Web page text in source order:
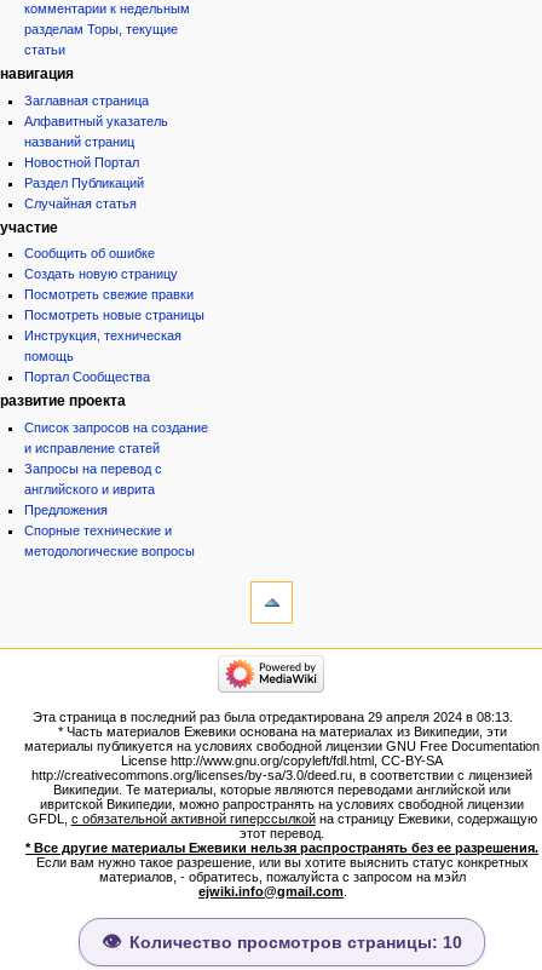
комментарии к недельным
разделам Торы, текущие
статьи
навигация
Заглавная страница
Алфавитный указатель
названий страниц
Новостной Портал
Раздел Публикаций
Случайная статья
участие
Сообщить об ошибке
Создать новую страницу
Посмотреть свежие правки
Посмотреть новые страницы
Инструкция, техническая
помощь
Портал Сообщества
развитие проекта
Список запросов на создание
и исправление статей
Запросы на перевод с
английского и иврита
Предложения
Спорные технические и
методологические вопросы
Версия
для
Постоянная
ссылка
Сведения
о странице
категории
Народ
Проекты
Проекты/Участники/
дополнения
Публикации:Авторы
Публикации:Статьи по типу
Темы
ежевиковый куст
ЕжеВиКа,Еврейская Вики-
ЕжеВиКа-ТаНаХ
ЕжеВиКа-Публикации
ЕжеВиКа-Книги (бумажные и
Эта страница в последний раз была отредактирована 29 апреля 2024 в 08:13.
* Часть материалов Ежевики основана на материалах из Википедии, эти
материалы публикуется на условиях свободной лицензии GNU Free Documentation
License http://www.gnu.org/copyleft/fdl.html, CC-BY-SA
http://creativecommons.org/licenses/by-sa/3.0/deed.ru, в соответствии с лицензией
Википедии. Те материалы, которые являются переводами английской или
ивритской Википедии, можно рапространять на условиях свободной лицензии
GFDL, с обязательной активной гиперссылкойна страницу Ежевики, содержащую
этот перевод.
* Все другие материалы Ежевики нельзя распространять без ее разрешения.
Если вам нужно такое разрешение, или вы хотите выяснить статус конкретных
материалов, - обратитесь, пожалуйста с запросом на мэйл
ejwiki.info@gmail.com
Количество просмотров страницы: 10